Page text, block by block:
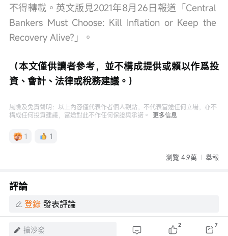
不得轉載。英文版見2021年8月26日報道「Central
Bankers Must Choose: Kill Inflation or Keep the
Recovery Alive?」。
（本文僅供讀者參考，並不構成提供或賴以作爲投
資、會計、法律或稅務建議。）
風險及免責聲明：以上內容僅代表作者個人觀點，不代表富途任何立場，亦不
構成任何投資建議，富途對此不作任何保證與承諾。
更多信息
1 1
瀏覽 4.9萬 舉報
評論
登錄 發表評論
搶沙發 2 7